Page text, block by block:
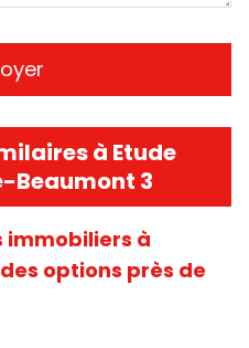
à Etude
Beaumont 3
immobiliers à
options près de